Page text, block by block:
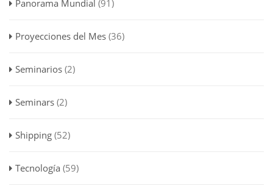
Panorama Mundial (91)
Proyecciones del Mes (36)
Seminarios (2)
Seminars (2)
Shipping (52)
Tecnología (59)